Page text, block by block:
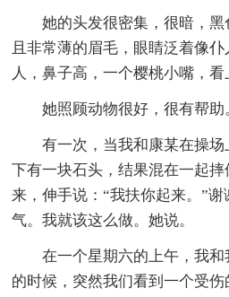
她的头发很密集，很暗，
且非常薄的眉毛，眼睛泛着像
人，鼻子高，一个樱桃小嘴，看
她照顾动物很好，很有帮助
有一次，当我和康某在操
下有一块石头，结果混在一起
来，伸手说：“我扶你起来。”
气。我就该这么做。她说。
在一个星期六的上午，我
的时候，突然我们看到一个受